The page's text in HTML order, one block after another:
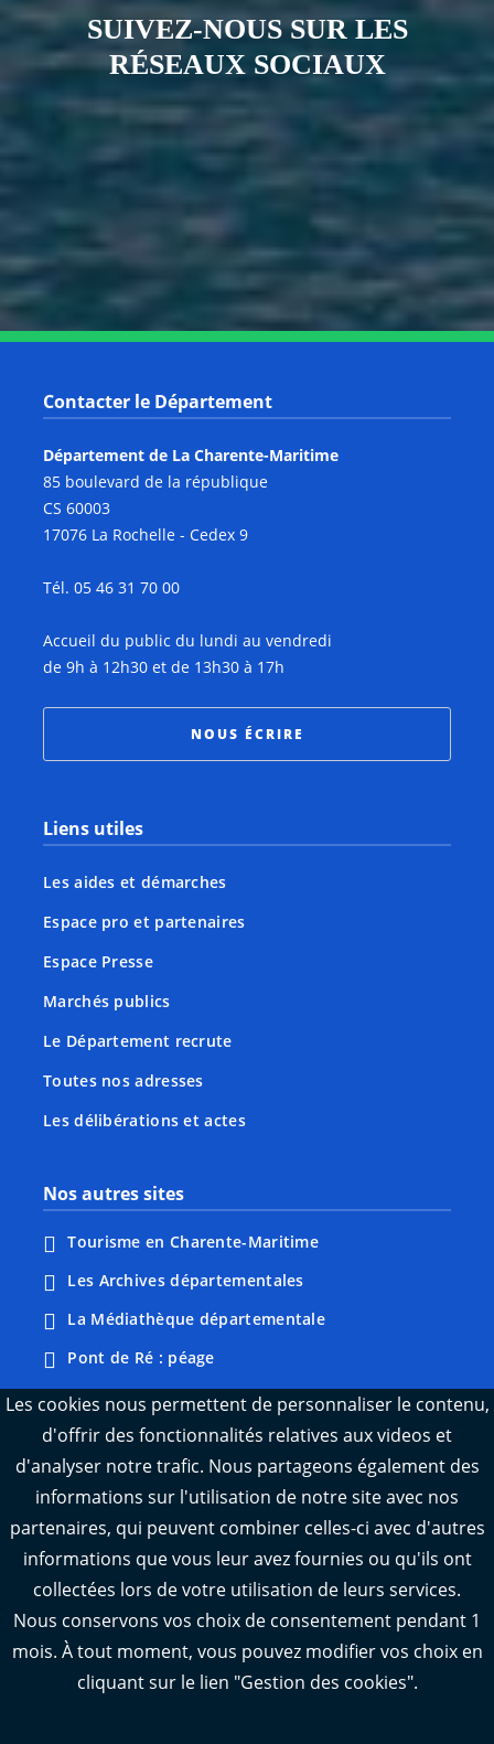
SUIVEZ-NOUS SUR LES
RÉSEAUX SOCIAUX
Notre page Instagram
Notre page Facebook
Notre page XNotre page Tiktok
Notre page
Notre page Youtube
Contacter le Département
Département de La Charente-Maritime
85 boulevard de la république
CS 60003
17076 La Rochelle - Cedex 9
Tél. 05 46 31 70 00
Accueil du public du lundi au vendredi
de 9h à 12h30 et de 13h30 à 17h
NOUS ÉCRIRE
Liens utiles
Les aides et démarches
Espace pro et partenaires
Espace Presse
Marchés publics
Le Département recrute
Toutes nos adresses
Les délibérations et actes
Nos autres sites
Tourisme en Charente-Maritime
Les Archives départementales
La Médiathèque départementale
Pont de Ré : péage
Webcams : Ré info trafic
Webcams : Oléron info trafic
Manger 17
L'Observatoire des territoires de Charente-
Maritime
Les cookies nous permettent de personnaliser le contenu,
d'offrir des fonctionnalités relatives aux videos et
d'analyser notre trafic. Nous partageons également des
informations sur l'utilisation de notre site avec nos
partenaires, qui peuvent combiner celles-ci avec d'autres
informations que vous leur avez fournies ou qu'ils ont
collectées lors de votre utilisation de leurs services.
Nous conservons vos choix de consentement pendant 1
mois. À tout moment, vous pouvez modifier vos choix en
cliquant sur le lien "Gestion des cookies".